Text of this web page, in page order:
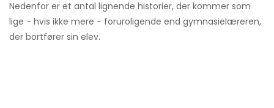
Nedenfor er et antal lignende historier, der kommer som
lige - hvis ikke mere - foruroligende end gymnasielæreren,
der bortfører sin elev.